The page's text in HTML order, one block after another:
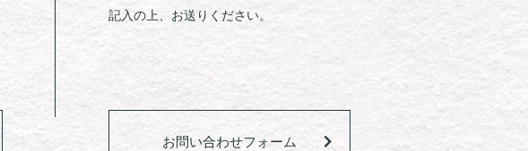
記入の上、お送りください。
お問い合わせフォーム